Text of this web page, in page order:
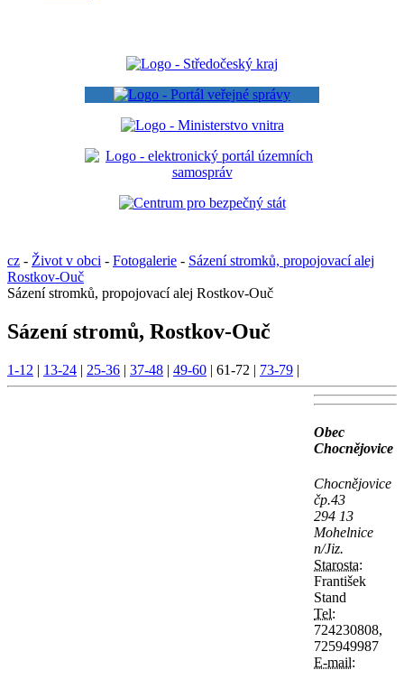
cz - Život v obci - Fotogalerie - Sázení stromků, propojovací alej
Rostkov-Ouč
Sázení stromků, propojovací alej Rostkov-Ouč
Sázení stromů, Rostkov-Ouč
1-12 | 13-24 | 25-36 | 37-48 | 49-60 | 61-72 | 73-79 |
Obec
Chocnějovice
Chocnějovice
čp.43
294 13
Mohelnice
n/Jiz.
Starosta:
František
Stand
Tel:
724230808,
725949987
E-mail: